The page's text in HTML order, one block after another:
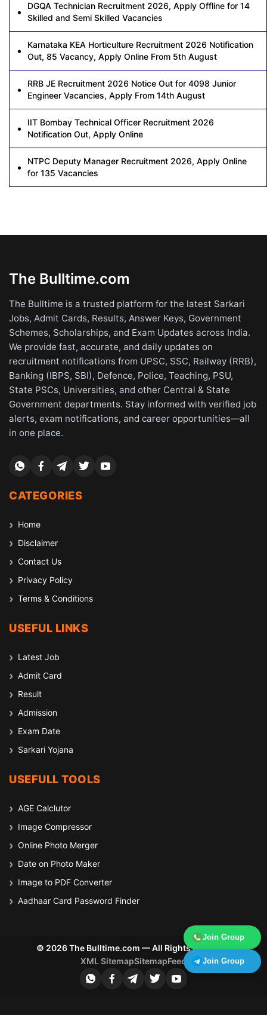
Join Group
Join Group
DGQA Technician Recruitment 2026, Apply Offline for 14
Skilled and Semi Skilled Vacancies
Karnataka KEA Horticulture Recruitment 2026 Notification
Out, 85 Vacancy, Apply Online From 5th August
RRB JE Recruitment 2026 Notice Out for 4098 Junior
Engineer Vacancies, Apply From 14th August
IIT Bombay Technical Officer Recruitment 2026
Notification Out, Apply Online
NTPC Deputy Manager Recruitment 2026, Apply Online
for 135 Vacancies
The Bulltime.com
The Bulltime is a trusted platform for the latest Sarkari
Jobs, Admit Cards, Results, Answer Keys, Government
Schemes, Scholarships, and Exam Updates across India.
We provide fast, accurate, and daily updates on
recruitment notifications from UPSC, SSC, Railway (RRB),
Banking (IBPS, SBI), Defence, Police, Teaching, PSU,
State PSCs, Universities, and other Central & State
Government departments. Stay informed with verified job
alerts, exam notifications, and career opportunities—all
in one place.
CATEGORIES
Home
Disclaimer
Contact Us
Privacy Policy
Terms & Conditions
USEFUL LINKS
Latest Job
Admit Card
Result
Admission
Exam Date
Sarkari Yojana
USEFULL TOOLS
AGE Calclutor
Image Compressor
Online Photo Merger
Date on Photo Maker
Image to PDF Converter
Aadhaar Card Password Finder
© 2026 The Bulltime.com — All Rights Reserved
XML SitemapSitemapFeed